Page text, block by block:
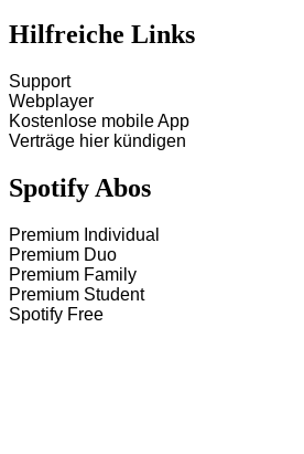
Hilfreiche Links
Support
Webplayer
Kostenlose mobile App
Verträge hier kündigen
Spotify Abos
Premium Individual
Premium Duo
Premium Family
Premium Student
Spotify Free